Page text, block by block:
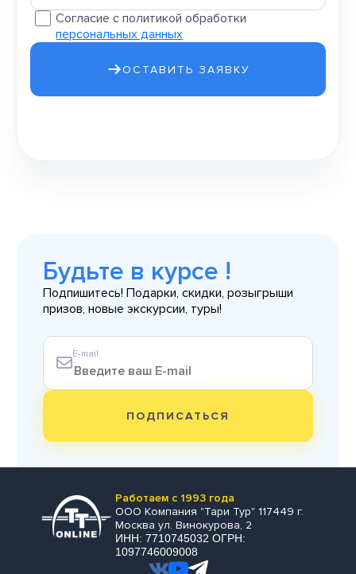
Согласие с политикой обработки
персональных данных
ОСТАВИТЬ ЗАЯВКУ
Будьте в курсе !
Подпишитесь! Подарки, скидки, розыгрыши
призов, новые экскурсии, туры!
E-mail
ПОДПИСАТЬСЯ
Работаем с 1993 года
ООО Компания "Тари Тур" 117449 г.
Москва ул. Винокурова, 2
ИНН: 7710745032 ОГРН:
1097746009008